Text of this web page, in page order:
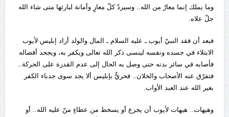
وما يملك إنما معارٌ من الله.. وسيردّ كلّ معارٍ وأمانة لبارئها متى شاء الله
جلّ علاه.
فبعد أن فقد النبيّ أيوب ـ عليه السلام ـ المال والولد أراد إبليس لأيوب
الابتلاء في جسده ونفسه لينسى ذكر الله تعالى ويكفر به، ويجحد أفضاله
فأصابه في سائر بدنه حتى وصل به الحال إلى عدم القدرة على الحركة..
فتفرّق عنه الأصحاب والخلان.. فحريٌّ بإبليس ألا يجد سوى جدباء الكفر
بغير الله عند العبد الأواب.
وهيهات.. هيهات لأيوب أن يجزع أو يسخط من عطاءٍ منّ عليه الله.. أو